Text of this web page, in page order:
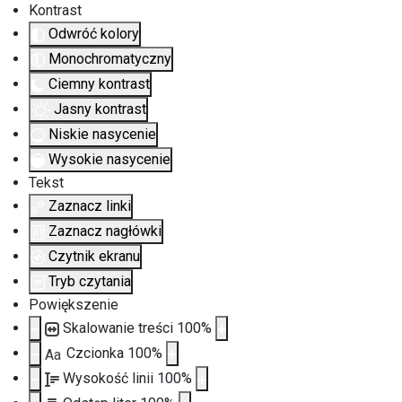
Kontrast
Odwróć kolory
Monochromatyczny
Ciemny kontrast
Jasny kontrast
Niskie nasycenie
Wysokie nasycenie
Tekst
Zaznacz linki
Zaznacz nagłówki
Czytnik ekranu
Tryb czytania
Powiększenie
Skalowanie treści 100%
Aa Czcionka 100%
Wysokość linii 100%